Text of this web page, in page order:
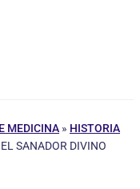
MEDICINA » HISTORIA
SANADOR DIVINO